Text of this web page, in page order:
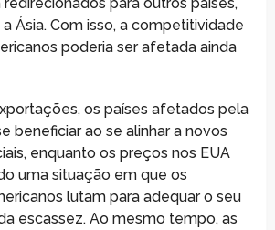
Ásia. Com isso, a competitividade
poderia ser afetada ainda
os países afetados pela
beneficiar ao se alinhar a novos
enquanto os preços nos EUA
uma situação em que os
lutam para adequar o seu
escassez. Ao mesmo tempo, as